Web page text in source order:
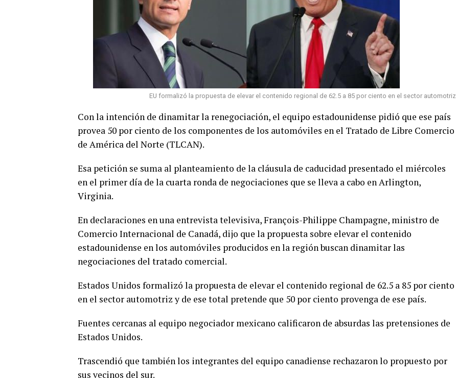
EU formalizó la propuesta de elevar el contenido regional de 62.5 a 85 por ciento en el sector automotriz
Con la intención de dinamitar la renegociación, el equipo estadounidense pidió que ese país
provea 50 por ciento de los componentes de los automóviles en el Tratado de Libre Comercio
de América del Norte (TLCAN).
Esa petición se suma al planteamiento de la cláusula de caducidad presentado el miércoles
en el primer día de la cuarta ronda de negociaciones que se lleva a cabo en Arlington,
Virginia.
En declaraciones en una entrevista televisiva, François-Philippe Champagne, ministro de
Comercio Internacional de Canadá, dijo que la propuesta sobre elevar el contenido
estadounidense en los automóviles producidos en la región buscan dinamitar las
negociaciones del tratado comercial.
Estados Unidos formalizó la propuesta de elevar el contenido regional de 62.5 a 85 por ciento
en el sector automotriz y de ese total pretende que 50 por ciento provenga de ese país.
Fuentes cercanas al equipo negociador mexicano calificaron de absurdas las pretensiones de
Estados Unidos.
Trascendió que también los integrantes del equipo canadiense rechazaron lo propuesto por
sus vecinos del sur.